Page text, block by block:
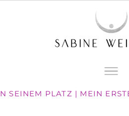
PLATZ | MEIN